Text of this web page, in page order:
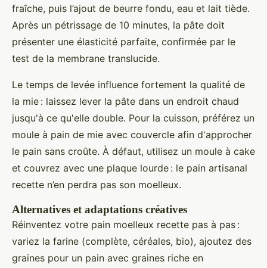
fraîche, puis l’ajout de beurre fondu, eau et lait tiède.
Après un pétrissage de 10 minutes, la pâte doit
présenter une élasticité parfaite, confirmée par le
test de la membrane translucide.
Le temps de levée influence fortement la qualité de
la mie : laissez lever la pâte dans un endroit chaud
jusqu'à ce qu'elle double. Pour la cuisson, préférez un
moule à pain de mie avec couvercle afin d'approcher
le pain sans croûte. À défaut, utilisez un moule à cake
et couvrez avec une plaque lourde : le pain artisanal
recette n’en perdra pas son moelleux.
Alternatives et adaptations créatives
Réinventez votre pain moelleux recette pas à pas :
variez la farine (complète, céréales, bio), ajoutez des
graines pour un pain avec graines riche en